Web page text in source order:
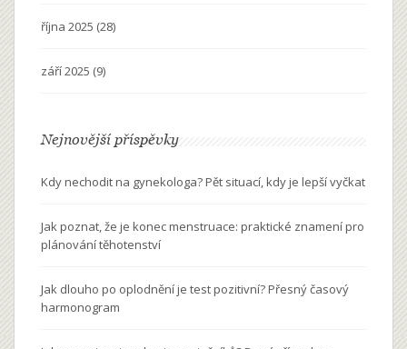
října 2025 (28)
září 2025 (9)
Nejnovější příspěvky
Kdy nechodit na gynekologa? Pět situací, kdy je lepší vyčkat
Jak poznat, že je konec menstruace: praktické znamení pro
plánování těhotenství
Jak dlouho po oplodnění je test pozitivní? Přesný časový
harmonogram